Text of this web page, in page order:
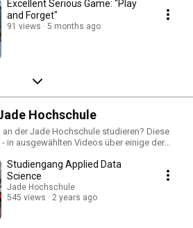
Excellent Serious Game: "Play
and Forget"
91 views 5 months ago
Hochschule
der Jade Hochschule studieren? Diese
in ausgewählten Videos über einige der
alle Studienorte
hs.de/apps/studiengang/index.php
Studiengang Applied Data
Science
Jade Hochschule
545 views
2 years ago